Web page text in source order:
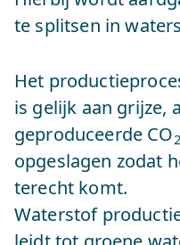
te splitsen in
Het
is gelijk aan grijze,
geproduceerde CO2
opgeslagen zodat
terecht komt.
Waterstof